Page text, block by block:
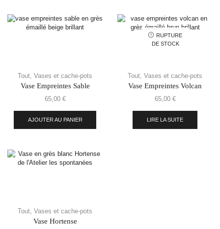
Tout, Vases et cache-pots
Vase Empreintes Sable
65,00 €
AJOUTER AU PANIER
RUPTURE
DE STOCK
Tout, Vases et cache-pots
Vase Empreintes Volcan
65,00 €
LIRE LA SUITE
Tout Vases et cache-pots
Vase Hortense